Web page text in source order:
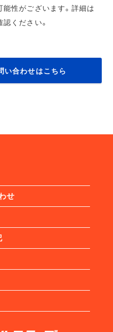
性がございます。詳細は
ください。
い合わせはこちら
せ